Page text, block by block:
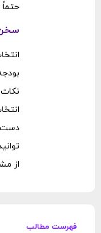
دست
از
فهرست مطالب